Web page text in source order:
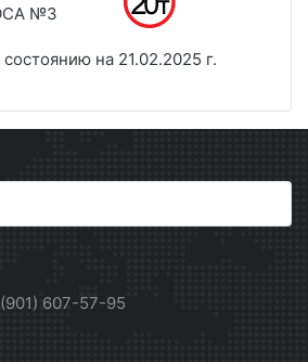
№3
на 21.02.2025 г.
607-57-95